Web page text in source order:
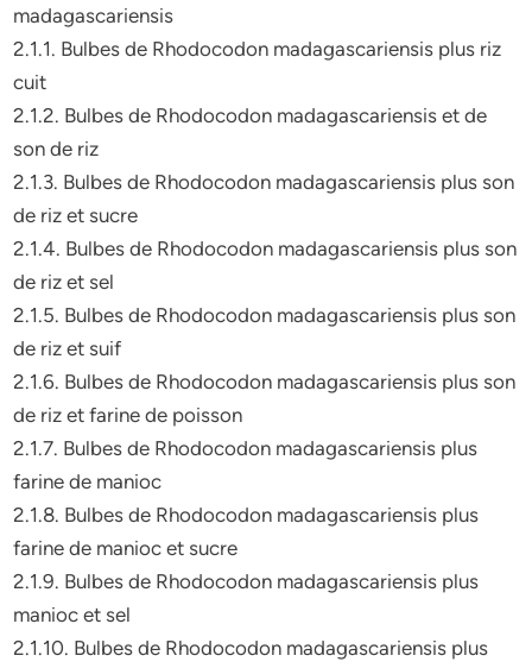
madagascariensis
2.1.1. Bulbes de Rhodocodon madagascariensis plus riz
cuit
2.1.2. Bulbes de Rhodocodon madagascariensis et de
son de riz
2.1.3. Bulbes de Rhodocodon madagascariensis plus son
de riz et sucre
2.1.4. Bulbes de Rhodocodon madagascariensis plus son
de riz et sel
2.1.5. Bulbes de Rhodocodon madagascariensis plus son
de riz et suif
2.1.6. Bulbes de Rhodocodon madagascariensis plus son
de riz et farine de poisson
2.1.7. Bulbes de Rhodocodon madagascariensis plus
farine de manioc
2.1.8. Bulbes de Rhodocodon madagascariensis plus
farine de manioc et sucre
2.1.9. Bulbes de Rhodocodon madagascariensis plus
manioc et sel
2.1.10. Bulbes de Rhodocodon madagascariensis plus